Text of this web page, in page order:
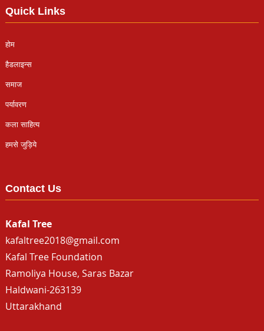
Quick Links
होम
हैडलाइन्स
समाज
पर्यावरण
कला साहित्य
हमसे जुड़िये
Contact Us
Kafal Tree
kafaltree2018@gmail.com
Kafal Tree Foundation
Ramoliya House, Saras Bazar
Haldwani-263139
Uttarakhand